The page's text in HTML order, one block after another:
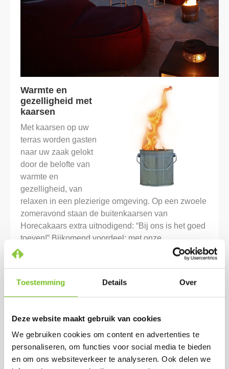
Toestemming Details Over
Deze website maakt gebruik van cookies
We gebruiken cookies om content en advertenties te
personaliseren, om functies voor social media te bieden
en om ons websiteverkeer te analyseren. Ook delen we
Warmte en
gezelligheid met
kaarsen
Met kaarsen op uw
terras worden gasten
naar uw zaak gelokt
door de belofte van
warmte en
gezelligheid, van
relaxen in een plezierige omgeving. Op een zwoele
zomeravond staan de buitenkaarsen van
Horecakaars extra uitnodigend: “Bij ons is het goed
toeven!” Bijkomend voordeel: met onze
buitenkaarsen hoeft u uw gasten niet onnodig te
storen, want de kaarsen branden gegarandeerd de
Stevige kaarsen